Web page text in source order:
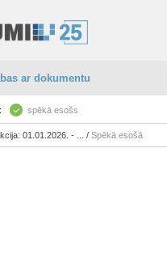
ar dokumentu
spēkā esošs
01.01.2026. - ... / Spēkā esošā